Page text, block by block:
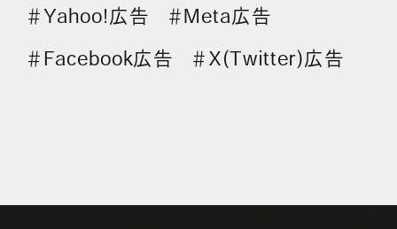
＃ Yahoo!広告 ＃ Meta広告
＃ Facebook広告 ＃ X(Twitter)広告